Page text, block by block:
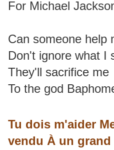
For Michael
Can someone help
Don't ignore what I
They'll sacrifice me
To the god
Tu dois m'aider
vendu À un